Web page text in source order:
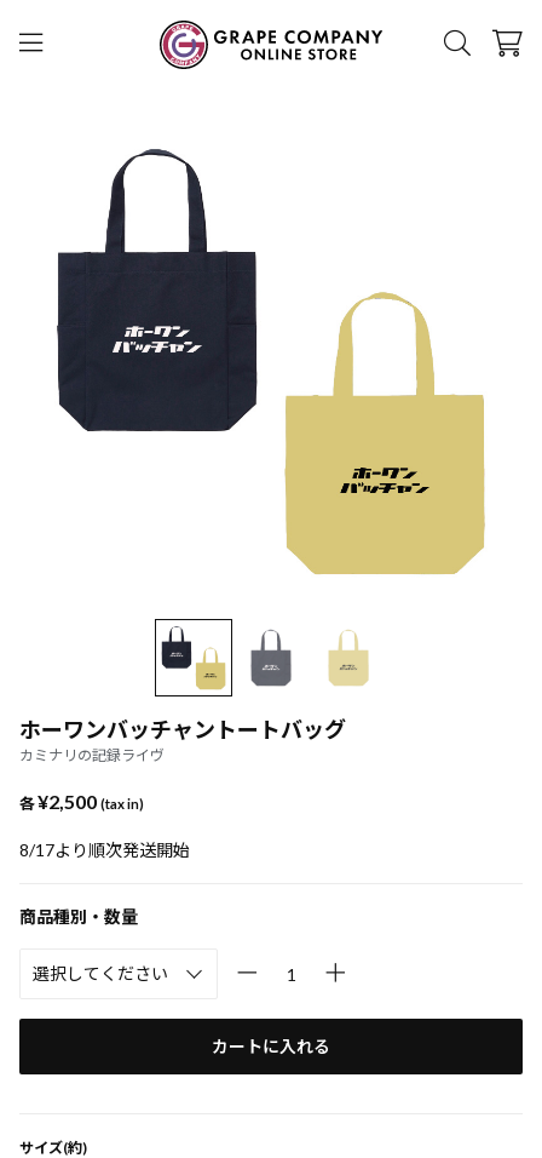
ホーワンバッチャントートバッグ
カミナリの記録ライヴ
各¥2,500 (tax in)
8/17より順次発送開始
商品種別・数量
カートに入れる
サイズ(約)